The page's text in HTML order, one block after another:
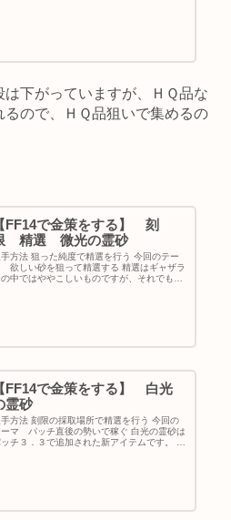
下がっていますが、ＨＱ品な
ので、ＨＱ品狙いで集めるの
FF14で金策をする】 刻
精選 微光の霊砂
手方法 狙った純度で精選を行う 今回のテー
欲しい砂を狙って精選する 精選はギャザラ
の中ではややこしいものですが、それでもス
FF14で金策をする】 白光
霊砂
手方法 刻限の採取場所で精選を行う 今回の
ーマ パッチ直後の勢いで稼ぐ 白光の霊砂は
ッチ３．３で追加された新アイテムです。 こ